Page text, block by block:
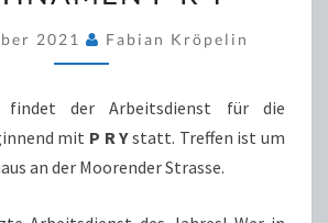
Y
2021 Fabian Kröpelin
findet der Arbeitsdienst für die
mit P R Ystatt. Treffen ist um
an der Moorender Strasse.